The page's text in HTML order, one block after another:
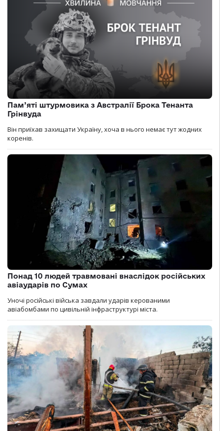
Пам’яті штурмовика з Австралії Брока Тенанта
Грінвуда
Він приїхав захищати Україну, хоча в нього немає тут жодних
коренів.
Понад 10 людей травмовані внаслідок російських
авіаударів по Сумах
Уночі російські війська завдали ударів керованими
авіабомбами по цивільній інфраструктурі міста.